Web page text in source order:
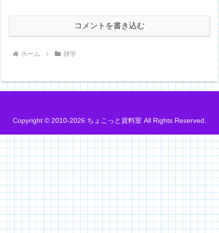
コメントを書き込む
ホーム 雑学
Copyright © 2010-2026 ちょこっと資料室 All Rights Reserved.